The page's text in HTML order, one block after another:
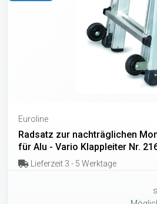
Euroline
Radsatz zur nachträglichen
für Alu - Vario Klappleiter Nr.
Lieferzeit 3 - 5 Werktage